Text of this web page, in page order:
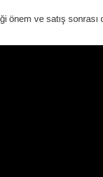
ve satış sonrası